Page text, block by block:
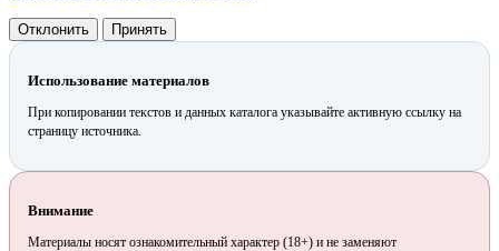
Отклонить Принять
Использование материалов
При копировании текстов и данных каталога указывайте активную ссылку на
страницу источника.
Внимание
Материалы носят ознакомительный характер (18+) и не заменяют